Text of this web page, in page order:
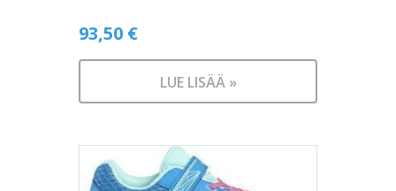
93,50 €
LUE LISÄÄ »